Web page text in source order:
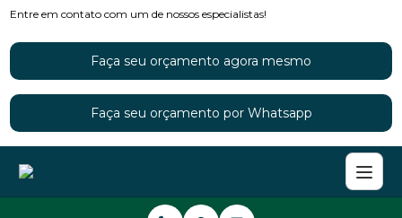
Entre em contato com um de nossos especialistas!
Faça seu orçamento agora mesmo
Faça seu orçamento por Whatsapp